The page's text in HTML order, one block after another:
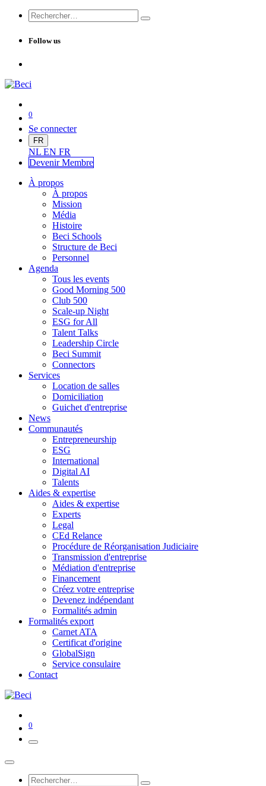
Follow us
0
Se connecter
FR
NL EN FR
Devenir Membre
À propos
À propos
Mission
Média
Histoire
Beci Schools
Structure de Beci
Personnel
Agenda
Tous les events
Good Morning 500
Club 500
Scale-up Night
ESG for All
Talent Talks
Leadership Circle
Beci Summit
Connectors
Services
Location de salles
Domiciliation
Guichet d'entreprise
News
Communautés
Entrepreneurship
ESG
International
Digital AI
Talents
Aides & expertise
Aides & expertise
Experts
Legal
CEd Relance
Procédure de Réorganisation Judiciaire
Transmission d'entreprise
Médiation d'entreprise
Financement
Créez votre entreprise
Devenez indépendant
Formalités admin
Formalités export
Carnet ATA
Certificat d'origine
GlobalSign
Service consulaire
Contact
0